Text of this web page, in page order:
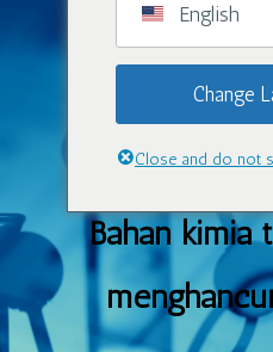
Bahan kimia
English
Change
Close and do not